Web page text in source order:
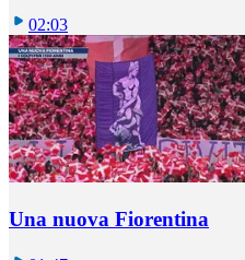
02:03
Una nuova Fiorentina